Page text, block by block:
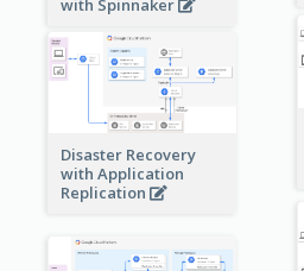
with Spinnaker
Disaster Recovery
with Application
Replication